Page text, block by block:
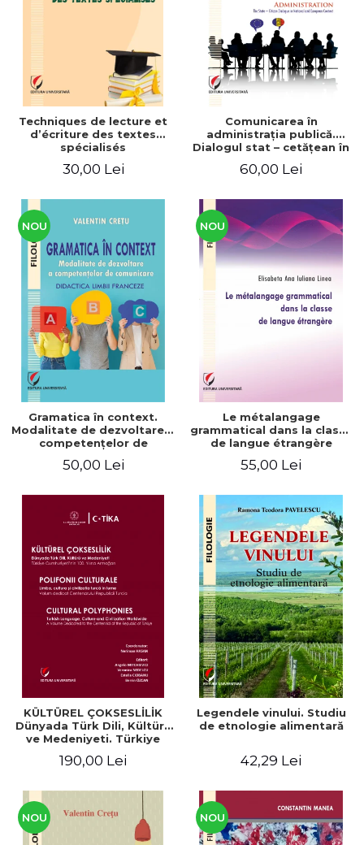
Techniques de lecture et
d’écriture des textes
spécialisés
30,00 Lei
Comunicarea în
administraţia publică.
Dialogul stat – cetăţean în
european / Communication
The state-citizen dialogue
in national and European
context
60,00 Lei
NOU
Gramatica în context.
Modalitate de dezvoltare a
competenţelor de
limbii franceze
50,00 Lei
NOU
Le métalangage
grammatical dans la classe
de langue étrangère
55,00 Lei
KÜLTÜREL ÇOKSESLİLİK
Dünyada Türk Dili, Kültürü
ve Medeniyeti. Türkiye
Armağan/ POLIFONII
și civilizația turcă în lume.
Centenarului
190,00 Lei
Legendele vinului. Studiu
de etnologie alimentară
42,29 Lei
NOU NOU